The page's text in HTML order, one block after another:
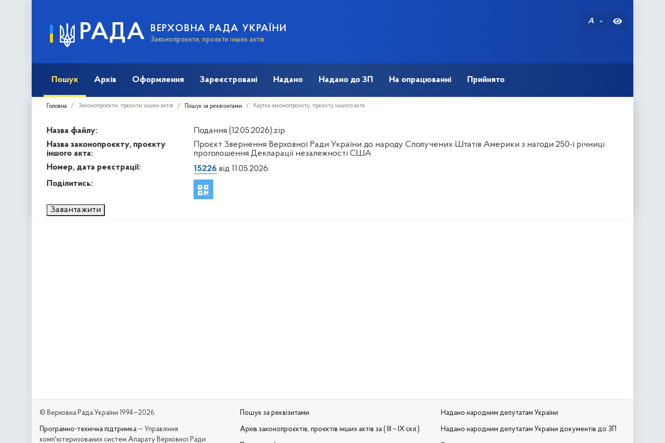
РАДА ВЕРХОВНА РАДА УКРАЇНИ
Законопроєкти, проєкти інших актів
A
Пошук Архів Оформлення Зареєстровані Надано Надано до ЗП На опрацюванні Прийнято
Головна Законопроєкти, проєкти інших актів Пошук за реквізитами Картка законопроєкту, проєкту іншого акта
Назва файлу:
Подання (12.05.2026).zip
Назва законопроєкту, проєкту
іншого акта:
Проєкт Звернення Верховної Ради України до народу Сполучених Штатів Америки з нагоди 250-ї річниці
проголошення Декларації незалежності США
Номер, дата реєстрації:
15226від 11.05.2026
Поділитись:
Завантажити
© Верховна Рада України 1994—2026
Програмно-технічна підтримка — Управління
комп'ютеризованих систем Апарату Верховної Ради
Пошук за реквізитами
Архів законопроєктів, проєктів інших актів за ( III – IX скл.)
Надано народним депутатам України
Надано народним депутатам України документів до ЗП